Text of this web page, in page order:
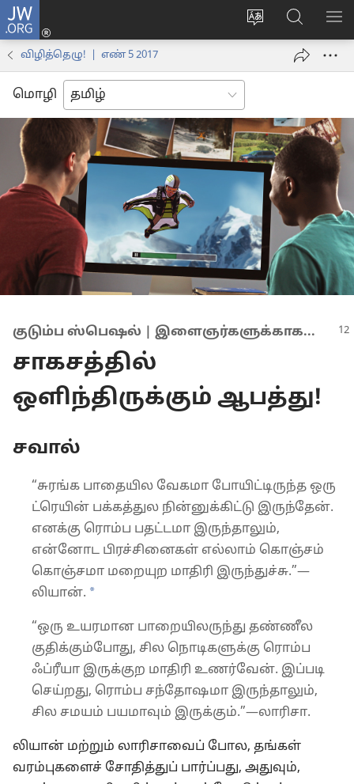
JW.ORG
மொழியை
மாற்றவும்
உள்நுழைக
window)
JW.ORG-
ல்
தேடவும்
விழித்தெழு! | எண் 5 2017
மொழி
குடும்ப ஸ்பெஷல் | இளைஞர்களுக்காக...
சாகசத்தில்
ஒளிந்திருக்கும் ஆபத்து!
சவால்
“சுரங்க பாதையில வேகமா போயிட்டிருந்த ஒரு
ட்ரெயின் பக்கத்துல நின்னுக்கிட்டு இருந்தேன்.
எனக்கு ரொம்ப பதட்டமா இருந்தாலும்,
என்னோட பிரச்சினைகள் எல்லாம் கொஞ்சம்
கொஞ்சமா மறையுற மாதிரி இருந்துச்சு.”—
லியான். *
“ஒரு உயரமான பாறையிலருந்து தண்ணீல
குதிக்கும்போது, சில நொடிகளுக்கு ரொம்ப
ஃப்ரீயா இருக்குற மாதிரி உணர்வேன். இப்படி
செய்றது, ரொம்ப சந்தோஷமா இருந்தாலும்,
சில சமயம் பயமாவும் இருக்கும்.”—லாரிசா.
லியான் மற்றும் லாரிசாவைப் போல, தங்கள்
வரம்புகளைச் சோதித்துப் பார்ப்பது, அதுவும்,